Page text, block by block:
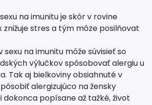
na imunitu je skôr v rovine
znižuje stres a tým môze posilňovat
na imunitu môže súvisieť so
výlučkov spôsobovať alergiu u
Tak aj bielkoviny obsiahnuté v
alergizujúco na žensky
dokonca popísane až tažké, život